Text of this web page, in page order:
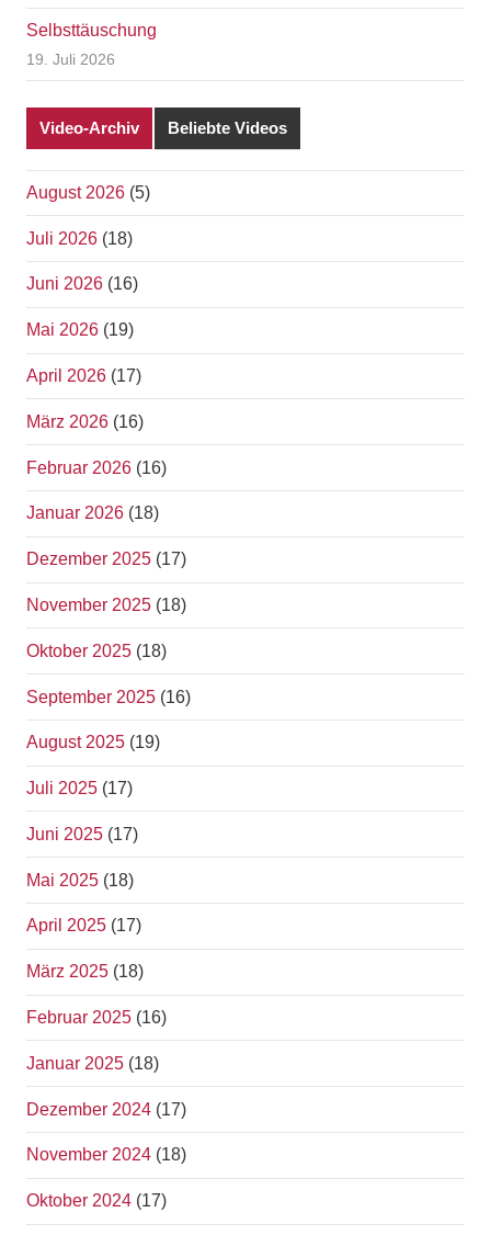
Selbsttäuschung
19. Juli 2026
Video-Archiv Beliebte Videos
August 2026 (5)
Juli 2026 (18)
Juni 2026 (16)
Mai 2026 (19)
April 2026 (17)
März 2026 (16)
Februar 2026 (16)
Januar 2026 (18)
Dezember 2025 (17)
November 2025 (18)
Oktober 2025 (18)
September 2025 (16)
August 2025 (19)
Juli 2025 (17)
Juni 2025 (17)
Mai 2025 (18)
April 2025 (17)
März 2025 (18)
Februar 2025 (16)
Januar 2025 (18)
Dezember 2024 (17)
November 2024 (18)
Oktober 2024 (17)